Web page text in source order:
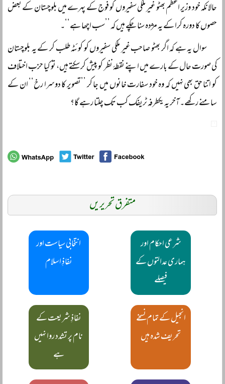
حالانکہ خود وزیر اعظم بھٹو غیر ملکی سفیروں کو فوج کے پہرے میں بلوچستان کے بعض
حصوں کا دورہ کرا کے یہ مژدہ سنا چکے ہیں کہ ’’سب اچھا ہے‘‘۔
سوال یہ ہے کہ اگر بھٹو صاحب غیر ملکی سفیروں کو کوئٹہ طلب کر کے یہ بلوچستان
کی صورت حال کے بارے میں اپنے نقطۂ نظر کو پیش کر سکتے ہیں، تو کیا حزب اختلاف
کو اتنا حق بھی نہیں کہ وہ خود سفارت خانوں میں جا کر ’’تصویر کا دوسرا رخ‘‘ ان کے
سامنے رکھے۔ آخر یہ یکطرفہ ٹریفک کب تک چلتا رہے گا؟
متفرق تحریریں
شرعی احکام اور
ہماری عدالتوں کے
فیصلے
انتخابی سیاست اور
نفاذِ اسلام
انجیل کے تمام نسخے
تحریف شدہ ہیں
نفاذِ شریعت کے
نام پر تشدد روا نہیں
ہے